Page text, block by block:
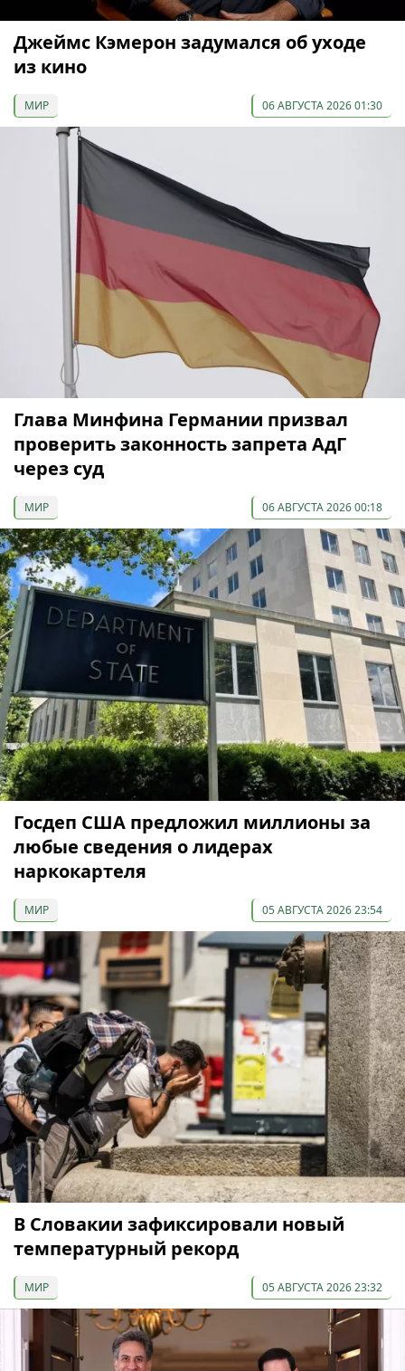
Джеймс Кэмерон задумался об уходе
из кино
МИР 06 АВГУСТА 2026 01:30
Глава Минфина Германии призвал
проверить законность запрета АдГ
через суд
МИР 06 АВГУСТА 2026 00:18
Госдеп США предложил миллионы за
любые сведения о лидерах
наркокартеля
МИР 05 АВГУСТА 2026 23:54
В Словакии зафиксировали новый
температурный рекорд
МИР 05 АВГУСТА 2026 23:32